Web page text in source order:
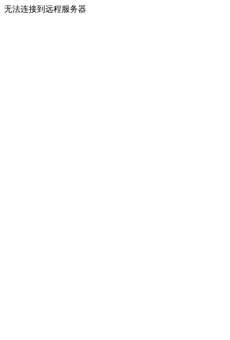
无法连接到远程服务器